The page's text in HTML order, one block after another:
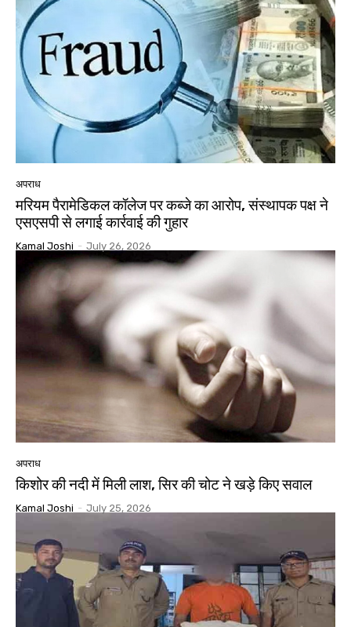
अपराध
मरियम पैरामेडिकल कॉलेज पर कब्जे का आरोप, संस्थापक पक्ष ने
एसएसपी से लगाई कार्रवाई की गुहार
Kamal Joshi - July 26, 2026
अपराध
किशोर की नदी में मिली लाश, सिर की चोट ने खड़े किए सवाल
Kamal Joshi - July 25, 2026